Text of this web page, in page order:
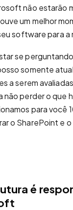
não estarão
um melhor
software para a
se
somente
a serem
não perder o que
para você
o SharePoint e
é